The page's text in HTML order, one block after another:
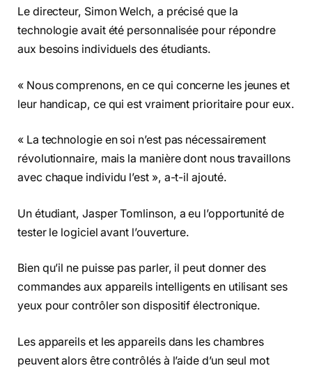
Le directeur, Simon Welch, a précisé que la
technologie avait été personnalisée pour répondre
aux besoins individuels des étudiants.
« Nous comprenons, en ce qui concerne les jeunes et
leur handicap, ce qui est vraiment prioritaire pour eux.
« La technologie en soi n’est pas nécessairement
révolutionnaire, mais la manière dont nous travaillons
avec chaque individu l’est », a-t-il ajouté.
Un étudiant, Jasper Tomlinson, a eu l’opportunité de
tester le logiciel avant l’ouverture.
Bien qu’il ne puisse pas parler, il peut donner des
commandes aux appareils intelligents en utilisant ses
yeux pour contrôler son dispositif électronique.
Les appareils et les appareils dans les chambres
peuvent alors être contrôlés à l’aide d’un seul mot